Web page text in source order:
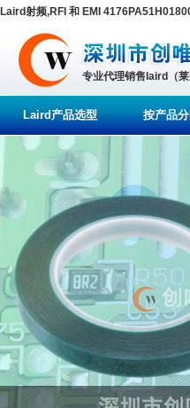
Laird射频,RFI 和 EMI
专业代理销售laird（
Laird产品选型 按产品